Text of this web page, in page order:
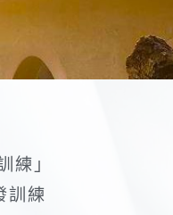
練」
訓練